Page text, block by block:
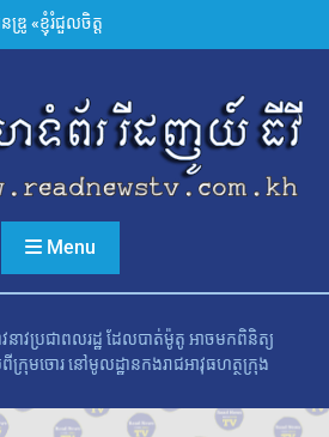
ប់គ្រង ពួកគាត់
ៅផ្ទះវិញ»
ត៌មានរាជធានី-ខេត្ត
រកផ្តល់ព័ត៌មានផ្លូវការ
ចេញដំណោះស្រាយ
នបញ្ហាជាប់គាំងនៃ
ម្គាល់កម្មសិទ្ធិដីធ្លី
មហាផ្ទៃ អំពាវនាវ
ម ដៃគូអភិវឌ្ឍន៍ បន្ត
ពស់អភិវឌ្ឍន៍ជាតិ
ាន់ថុល បញ្ជាក់ថា
នួន ១០% ដែល
កបន្ថែមលើអត្រា
Menu
នាវប្រជាពលរដ្ឋ ដែលបាត់ម៉ូតូ អាចមកពិនិត្យ
មចោរ នៅមូលដ្ឋានកងរាជអាវុធហត្ថក្រុង